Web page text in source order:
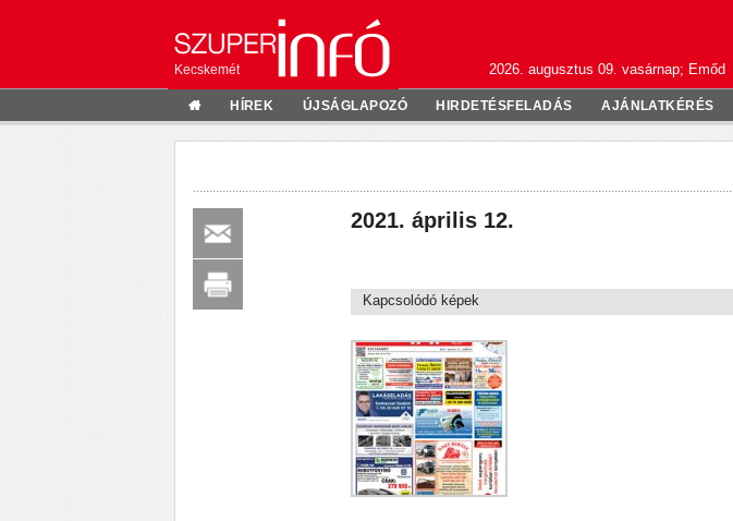
Kecskemét 2026. augusztus 09. vasárnap; Emőd
HÍREK ÚJSÁGLAPOZÓ HIRDETÉSFELADÁS AJÁNLATKÉRÉS
2021. április 12.
Kapcsolódó képek